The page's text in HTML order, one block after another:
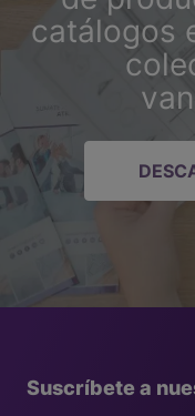
catálogos
Suscríbete a